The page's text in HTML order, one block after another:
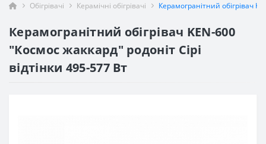
Обігрівачі Керамічні обігрівачі Керамогранітний обігрівач
Керамогранітний обігрівач KEN-600
"Космос жаккард" родоніт Сірі
відтінки 495-577 Вт